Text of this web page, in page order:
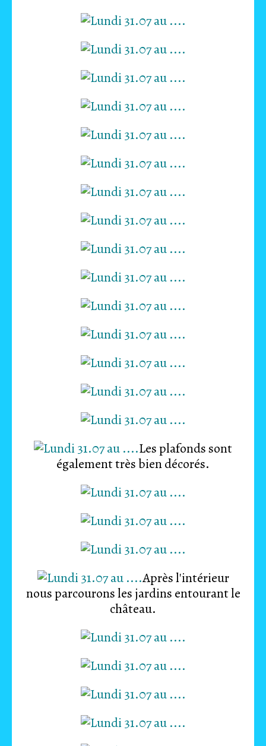
Les plafonds sont
également très bien décorés.
Après l'intérieur
nous parcourons les jardins entourant le
château.